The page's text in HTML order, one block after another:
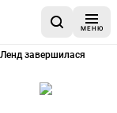
МЕНЮ
завершилася